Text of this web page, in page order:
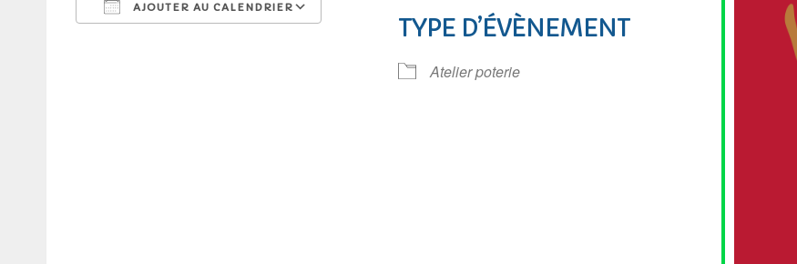
AJOUTER AU CALENDRIER
Calendrier Google iCalendar
TYPE D’ÉVÈNEMENT
Atelier poterie